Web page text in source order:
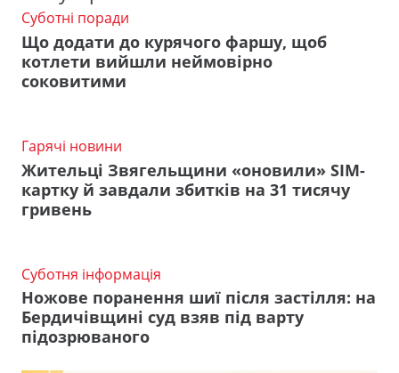
Суботні поради
Що додати до курячого фаршу, щоб
котлети вийшли неймовірно
соковитими
Гарячі новини
Жительці Звягельщини «оновили» SIM-
картку й завдали збитків на 31 тисячу
гривень
Суботня інформація
Ножове поранення шиї після застілля: на
Бердичівщині суд взяв під варту
підозрюваного